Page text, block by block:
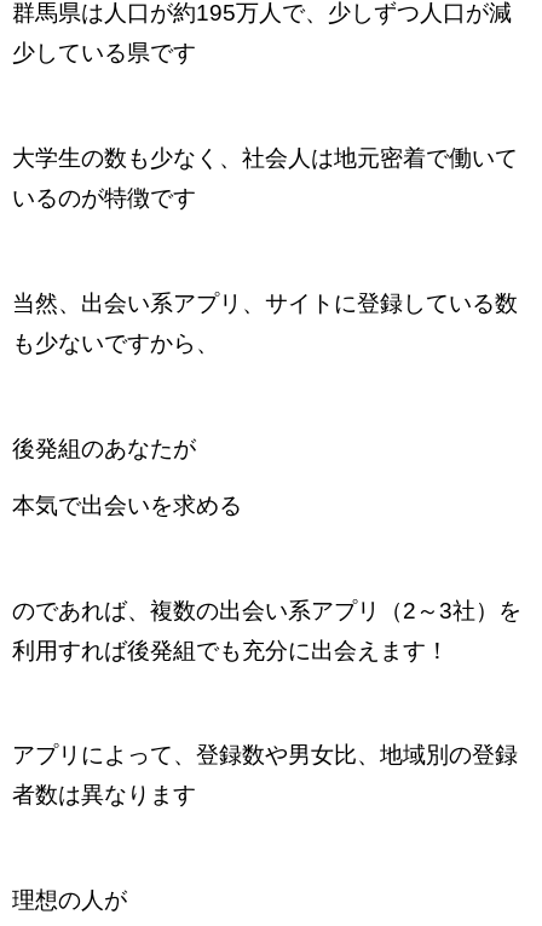
群馬県は人口が約195万人で、少しずつ人口が減
少している県です
大学生の数も少なく、社会人は地元密着で働いて
いるのが特徴です
当然、出会い系アプリ、サイトに登録している数
も少ないですから、
後発組のあなたが
本気で出会いを求める
のであれば、複数の出会い系アプリ（2～3社）を
利用すれば後発組でも充分に出会えます！
アプリによって、登録数や男女比、地域別の登録
者数は異なります
理想の人が